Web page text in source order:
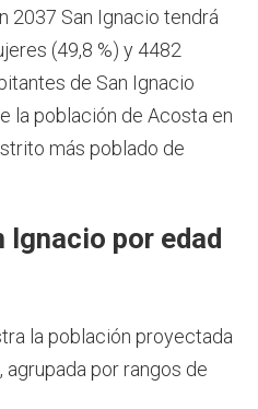
2037 San Ignacio tendrá
(49,8 %) y 4482
de San Ignacio
la población de Acosta en
más poblado de
Ignacio por edad
la población proyectada
agrupada por rangos de